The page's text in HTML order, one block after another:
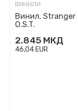
ВИНИЛИ
Винил, Stranger
O.S.T.
2.845 МКД
46,04EUR